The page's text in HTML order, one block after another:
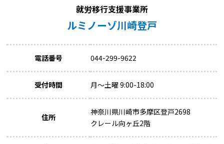
就労移行支援事業所
ルミノーゾ川崎登戸
電話番号 044-299-9622
受付時間 月～土曜 9:00-18:00
住所
神奈川県川崎市多摩区登戸2698
クレール向ヶ丘2階